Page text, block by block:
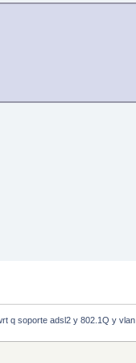
q soporte adsl2 y 802.1Q y vlan